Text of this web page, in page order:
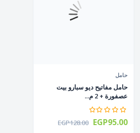
حامل
حامل مفاتيح ديو سبارو بيت
عصفورة + 2 م...
EGP128.00 EGP95.00